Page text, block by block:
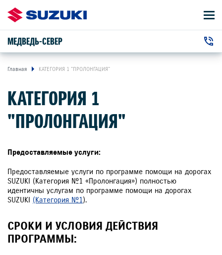
МЕДВЕДЬ-СЕВЕР
, 19Д
АВТОМОБИЛИ
ВЛАДЕЛЬЦАМ
О КОМПАНИИ
КОНТАКТЫ
НОВОСТИ
ЗАКАЗАТЬ ЗВОНОК
Главная КАТЕГОРИЯ 1 "ПРОЛОНГАЦИЯ"
КАТЕГОРИЯ 1
"ПРОЛОНГАЦИЯ"
Предоставляемые услуги:
Предоставляемые услуги по программе помощи на дорогах
SUZUKI (Категория №1 «Пролонгация») полностью
идентичны услугам по программе помощи на дорогах
SUZUKI (Категория №1).
СРОКИ И УСЛОВИЯ ДЕЙСТВИЯ
ПРОГРАММЫ: